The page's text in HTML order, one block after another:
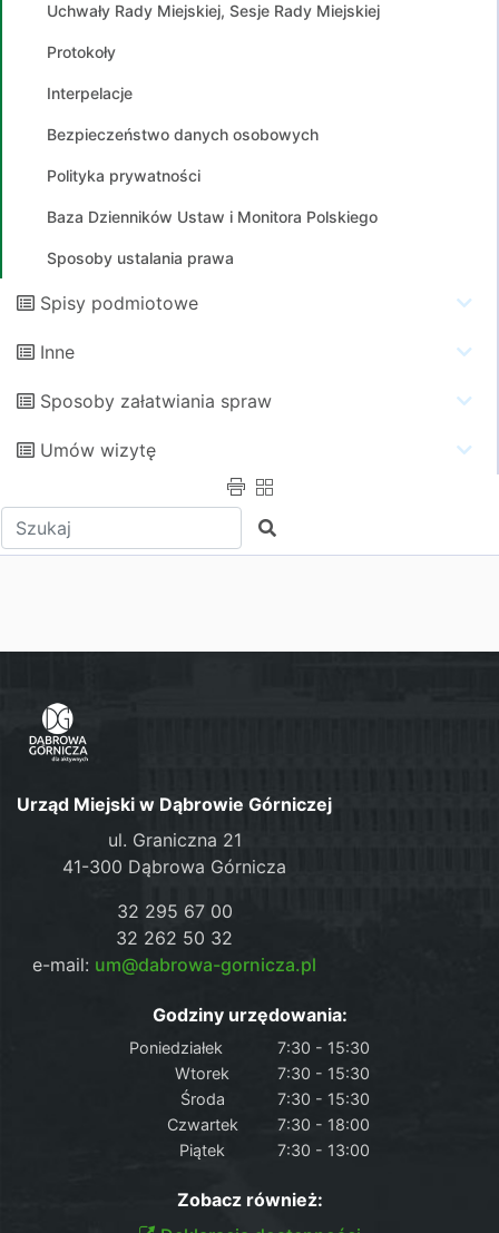
Uchwały Rady Miejskiej, Sesje Rady Miejskiej
Protokoły
Interpelacje
Bezpieczeństwo danych osobowych
Polityka prywatności
Baza Dzienników Ustaw i Monitora Polskiego
Sposoby ustalania prawa
Spisy podmiotowe
Inne
Sposoby załatwiania spraw
Umów wizytę
Wpisz tekst do wyszukania Szukaj
Urząd Miejski w Dąbrowie Górniczej
ul. Graniczna 21
41-300 Dąbrowa Górnicza
32 295 67 00
32 262 50 32
e-mail: um@dabrowa-gornicza.pl
Godziny urzędowania:
Poniedziałek
7:30 - 15:30
Wtorek
7:30 - 15:30
Środa
7:30 - 15:30
Czwartek
7:30 - 18:00
Piątek
7:30 - 13:00
Zobacz również: